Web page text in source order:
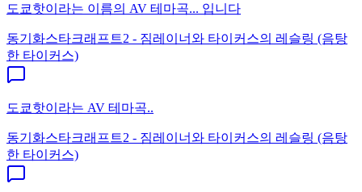
도쿄핫이라는 이름의 AV 테마곡... 입니다
동기화스타크래프트2 - 짐레이너와 타이커스의 레슬링 (음탕
한 타이커스)
도쿄핫이라는 AV 테마곡..
동기화스타크래프트2 - 짐레이너와 타이커스의 레슬링 (음탕
한 타이커스)